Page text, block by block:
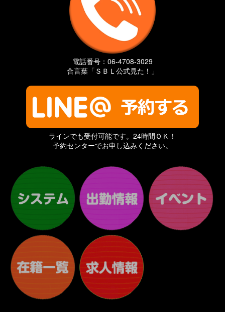
電話番号：06-4708-3029
合言葉「ＳＢＬ公式見た！」
ラインでも受付可能です。24時間ＯＫ！
予約センターでお申し込みください。